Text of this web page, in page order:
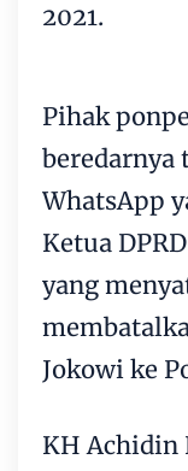
2021.
Pihak
beredarnya
WhatsApp
Ketua
yang
Jokowi ke
KH Achidin